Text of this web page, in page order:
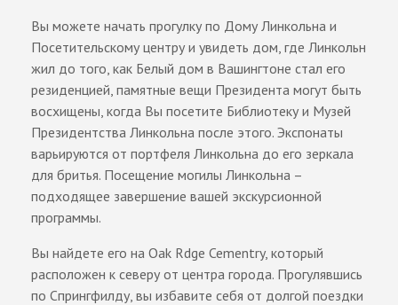
Вы можете начать прогулку по Дому Линкольна и
Посетительскому центру и увидеть дом, где Линкольн
жил до того, как Белый дом в Вашингтоне стал его
резиденцией, памятные вещи Президента могут быть
восхищены, когда Вы посетите Библиотеку и Музей
Президентства Линкольна после этого. Экспонаты
варьируются от портфеля Линкольна до его зеркала
для бритья. Посещение могилы Линкольна –
подходящее завершение вашей экскурсионной
программы.
Вы найдете его на Oak Rdge Cementry, который
расположен к северу от центра города. Прогулявшись
по Спрингфилду, вы избавите себя от долгой поездки